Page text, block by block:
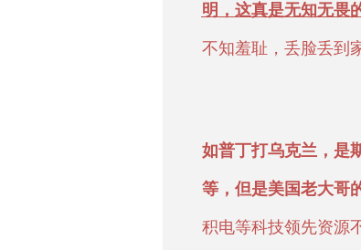
明，这真是无知无畏
不知羞耻，丢脸丢到
如普丁打乌克兰，是
等，但是美国老大哥
积电等科技领先资源